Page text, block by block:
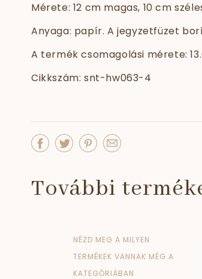
Mérete: 12 cm magas, 10 cm
Anyaga: papír. A jegyzetfüzet
A termék csomagolási mérete:
Cikkszám: snt-hw063-4
További
NÉZD MEG A MILYEN
TERMÉKEK VANNAK MÉG A
KATEGÓRIÁBAN